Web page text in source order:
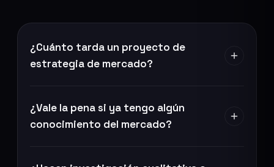
¿Cuánto tarda un proyecto de
estrategia de mercado?
¿Vale la pena si ya tengo algún
conocimiento del mercado?